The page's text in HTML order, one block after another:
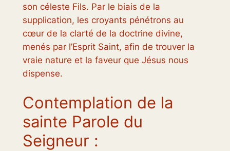
son céleste Fils. Par le biais de la
supplication, les croyants pénétrons au
cœur de la clarté de la doctrine divine,
menés par l’Esprit Saint, afin de trouver la
vraie nature et la faveur que Jésus nous
dispense.
Contemplation de la
sainte Parole du
Seigneur :